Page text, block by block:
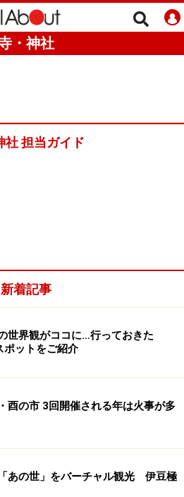
・神社
社 担当ガイド
新着記事
世界観がココに…行っておきた
ポットをご紹介
酉の市 3回開催される年は火事が多
あの世」をバーチャル観光 伊豆極